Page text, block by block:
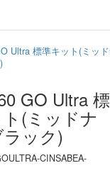
GO Ultra 標
(ミッドナ
ック)
CINSABEA-